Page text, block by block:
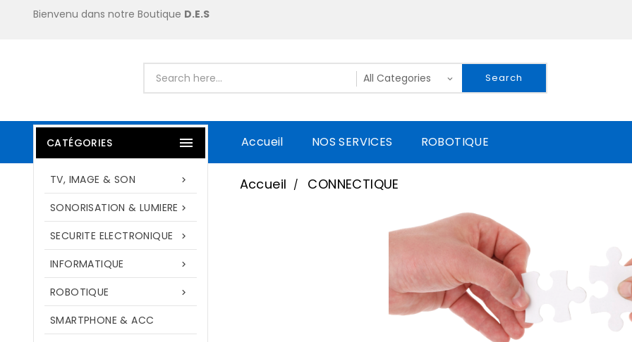
Bienvenu dans notre Boutique D.E.S
Search
Accueil NOS SERVICES ROBOTIQUE
CATÉGORIES 

TV, IMAGE & SON

SONORISATION & LUMIERE

SECURITE ELECTRONIQUE

INFORMATIQUE

ROBOTIQUE
SMARTPHONE & ACC
Accueil CONNECTIQUE